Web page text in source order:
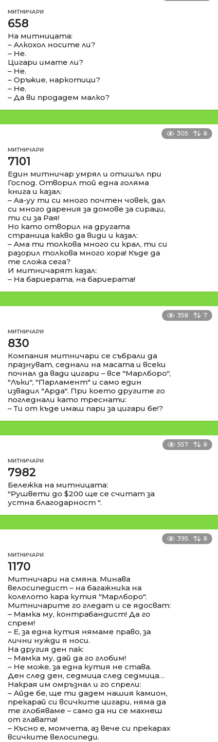
МИТНИЧАРИ
658
На митницата:
– Алкохол носите ли?
– Не.
Цигари имате ли?
– Не.
– Оръжие, наркотици?
– Не.
– Да ви продадем малко?
305 8
МИТНИЧАРИ
7101
Един митничар умрял и отишъл при
Господ. Отворил той една голяма
книга и казал:
– Аа-уу ти си много почтен човек, дал
си много дарения за домове за сираци,
ти си за Рая!
Но като отворил на другата
страница какво да види и казал:
– Ама ти толкова много си крал, ти си
разорил толкова много хора! Къде да
те сложа сега?
И митничарят казал:
– На бариерата, на бариерата!
358 7
МИТНИЧАРИ
830
Компания митничари се събрали да
празнуват, седнали на масата и всеки
почнал да вади цигари – все "Марлборо",
"Лъки", "Парламент" и само един
извадил "Арда". При което другите го
погледнали като треснати:
– Ти от къде имаш пари за цигари бе!?
557 8
МИТНИЧАРИ
7982
Бележка на митницата:
"Рушвети до $200 ще се считат за
устна благодарност ".
395 8
МИТНИЧАРИ
1170
Митничари на смяна. Минава
велосипедист – на багажника на
колелото кара кутия "Марлборо".
Митничарите го гледат и се ядосват:
– Мамка му, контрабандист! Да го
спрем!
– Е, за една кутия нямаме право, за
лични нужди я носи.
На другия ден пак:
– Мамка му, дай да го глобим!
– Не може, за една кутия не става.
Ден след ден, седмица след седмица…
Накрая им омръзнал и го спрели:
– Айде бе, ще ти дадем нашия камион,
прекарай си всичките цигари, няма да
те глобяваме – само да ни се махнеш
от главата!
– Късно е, момчета, аз вече си прекарах
всичките велосипеди.